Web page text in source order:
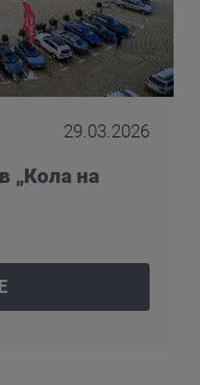
29.03.2026
„Кола на